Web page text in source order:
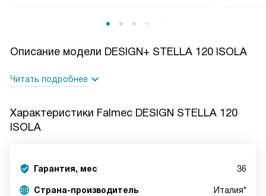
Описание модели DESIGN+ STELLA 120 ISOLA
Читать подробнее
Характеристики Falmec DESIGN STELLA 120
ISOLA
Гарантия, мес 36
Страна-производитель Италия*